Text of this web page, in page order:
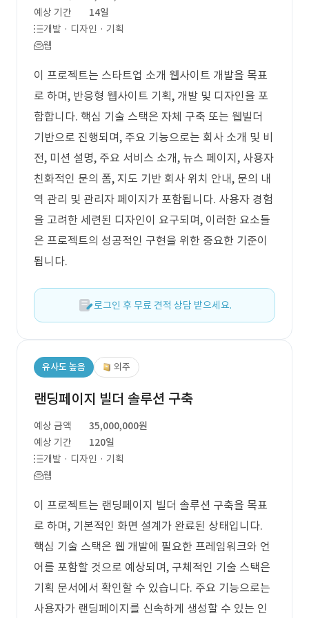
예상 기간
14일
개발 · 디자인 · 기획
웹
이 프로젝트는 스타트업 소개 웹사이트 개발을 목표
로 하며, 반응형 웹사이트 기획, 개발 및 디자인을 포
함합니다. 핵심 기술 스택은 자체 구축 또는 웹빌더
기반으로 진행되며, 주요 기능으로는 회사 소개 및 비
전, 미션 설명, 주요 서비스 소개, 뉴스 페이지, 사용자
친화적인 문의 폼, 지도 기반 회사 위치 안내, 문의 내
역 관리 및 관리자 페이지가 포함됩니다. 사용자 경험
을 고려한 세련된 디자인이 요구되며, 이러한 요소들
은 프로젝트의 성공적인 구현을 위한 중요한 기준이
됩니다.
로그인 후 무료 견적 상담 받으세요.
유사도 높음 외주
랜딩페이지 빌더 솔루션 구축
예상 금액
35,000,000원
예상 기간
120일
개발 · 디자인 · 기획
웹
이 프로젝트는 랜딩페이지 빌더 솔루션 구축을 목표
로 하며, 기본적인 화면 설계가 완료된 상태입니다.
핵심 기술 스택은 웹 개발에 필요한 프레임워크와 언
어를 포함할 것으로 예상되며, 구체적인 기술 스택은
기획 문서에서 확인할 수 있습니다. 주요 기능으로는
사용자가 랜딩페이지를 신속하게 생성할 수 있는 인